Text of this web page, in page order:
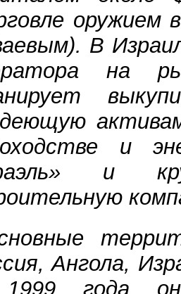
оружием
В
на
и
и
Ангола,
года он